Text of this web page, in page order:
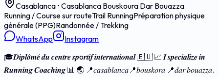
Casablanca • Casablanca Bouskoura Dar Bouazza
Running / Course sur routeTrail RunningPréparation physique
générale (PPG)Randonnée / Trekking
WhatsApp
Instagram
🎓𝑫𝒊𝒑𝒍𝒐̂𝒎𝒆́ 𝒅𝒖 𝒄𝒆𝒏𝒕𝒓𝒆 𝒔𝒑o𝒓𝒕𝒊𝒇 𝒊𝒏𝒕𝒆𝒓𝒏𝒂𝒕𝒊𝒐𝒏𝒂𝒍 🇪🇺 📈 𝑰 𝒔𝒑𝒆𝒄𝒊𝒂𝒍𝒊𝒛𝒆 𝒊𝒏
𝑹𝒖𝒏𝒏𝒊𝒏𝒈 𝑪𝒐𝒂𝒄𝒉𝒊𝒏𝒈 📊 🌏 📍𝑐𝑎𝑠𝑎𝑏𝑙𝑎𝑛𝑐𝑎📍𝑏𝑜𝑢𝑠𝑘𝑜𝑟𝑎 📍𝑑𝑎𝑟 𝑏𝑜𝑢𝑎𝑧𝑧𝑎.